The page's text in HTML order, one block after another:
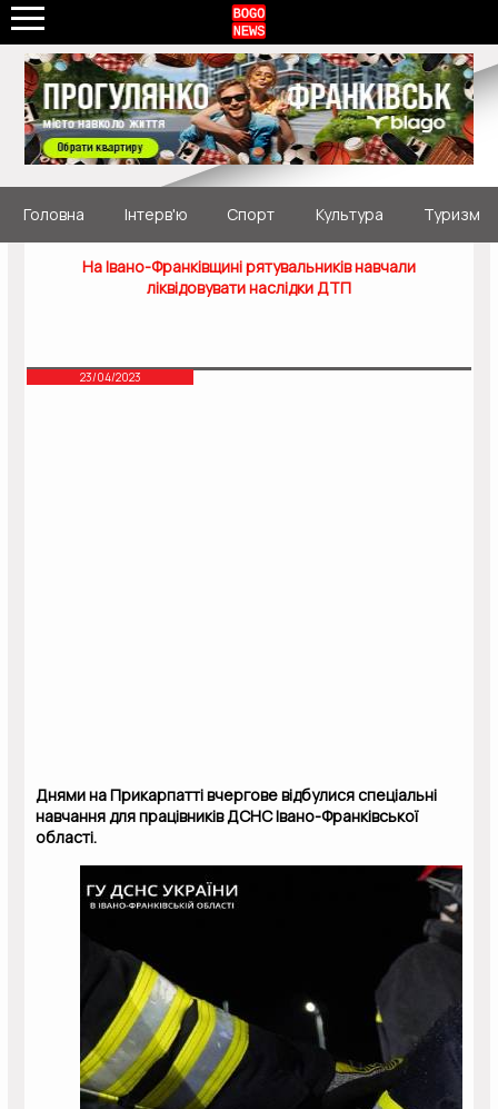
Головна Інтерв'ю Спорт Культура Туризм
На Івано-Франківщині рятувальників навчали
ліквідовувати наслідки ДТП
23/04/2023
Днями на Прикарпатті вчергове відбулися спеціальні
навчання для працівників ДСНС Івано-Франківської
області.